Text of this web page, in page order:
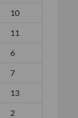
10
11
6
7
13
2